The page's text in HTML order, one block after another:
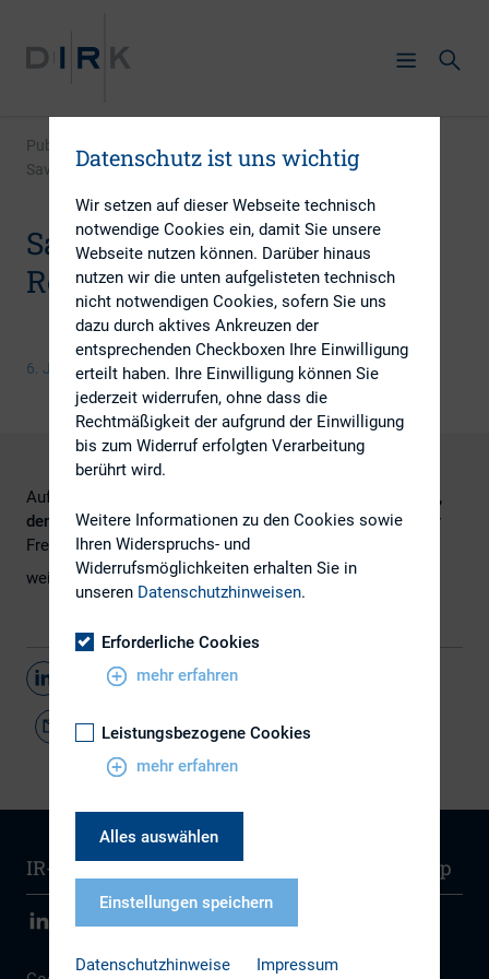
Publikation
Save-the-date: 01.07.14 Regionalkreis Rhein-Main
Save-the-date: 01.07.14
Regionalkreis Rhein-Main
6. Juni 2014
Auf Einladung von Fresenius treffen wir uns am
,
den 01.07.2014 um 18:00 Uhrin den Räumlichkeiten der
Fresenius SE & Co. KGaA.
weitere Infos unterTermine
Teilen
IR-Wissen Kontakt Sitemap
Datenschutz ist uns wichtig
Wir setzen auf dieser Webseite technisch
notwendige Cookies ein, damit Sie unsere
Webseite nutzen können. Darüber hinaus
nutzen wir die unten aufgelisteten technisch
nicht notwendigen Cookies, sofern Sie uns
dazu durch aktives Ankreuzen der
entsprechenden Checkboxen Ihre Einwilligung
erteilt haben. Ihre Einwilligung können Sie
jederzeit widerrufen, ohne dass die
Rechtmäßigkeit der aufgrund der Einwilligung
bis zum Widerruf erfolgten Verarbeitung
berührt wird.
Weitere Informationen zu den Cookies sowie
Ihren Widerspruchs- und
Widerrufsmöglichkeiten erhalten Sie in
unseren Datenschutzhinweisen.
Erforderliche Cookies
mehr erfahren
Leistungsbezogene Cookies
mehr erfahren
Alles auswählen
Einstellungen speichern
Datenschutzhinweise Impressum